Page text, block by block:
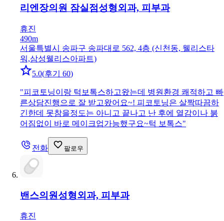
리엔장의원 잠실점성형외과, 피부과
휴진
490m
서울특별시 송파구 송파대로 562, 4층 (신천동, 웰리스타
워,삼성웰리스아파트)
5.0(후기 60)
"피코토닝이랑 턱보톡스하고왔는데 병원환경 쾌적하고 빠
른상담진행으로 잘 받고왔어요~! 피코토닝은 살짝따끔하
긴한데 못참을정도는 아니고 끝나고 난 후에 열감이나 붉
어짐없이 바로 메이크업가능했구요~턱 보톡스"
전화 팔로우
밴스의원 성형외과, 피부과
휴진